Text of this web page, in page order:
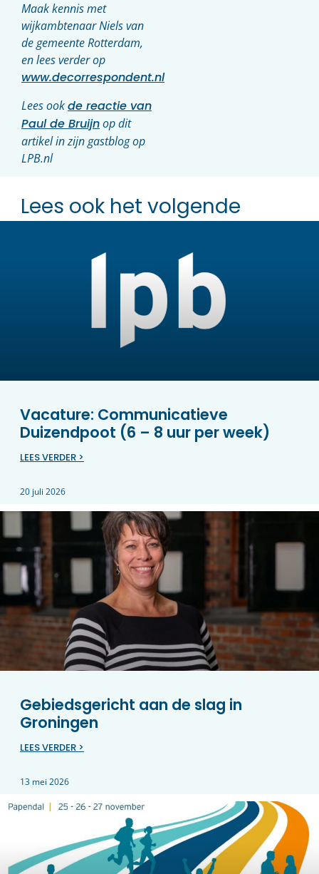
Maak kennis met
wijkambtenaar Niels van
de gemeente Rotterdam,
en lees verder op
www.decorrespondent.nl
Lees ookde reactie van
Paul de Bruijnop dit
artikel in zijn gastblog op
LPB.nl
Lees ook het volgende
Vacature: Communicatieve
Duizendpoot (6 – 8 uur per week)
LEES VERDER >
20 juli 2026
Gebiedsgericht aan de slag in
Groningen
LEES VERDER >
13 mei 2026